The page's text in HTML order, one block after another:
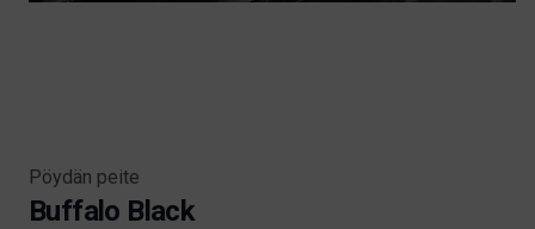
Pöydän peite
Buffalo Black